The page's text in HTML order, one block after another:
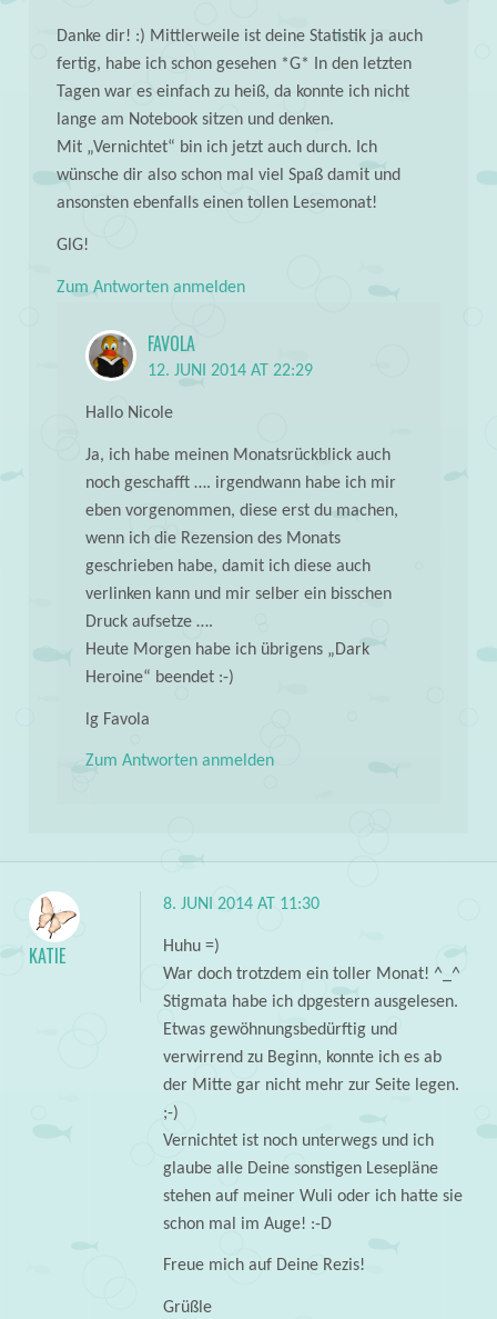
Danke dir! :) Mittlerweile ist deine Statistik ja auch
fertig, habe ich schon gesehen *G* In den letzten
Tagen war es einfach zu heiß, da konnte ich nicht
lange am Notebook sitzen und denken.
Mit „Vernichtet“ bin ich jetzt auch durch. Ich
wünsche dir also schon mal viel Spaß damit und
ansonsten ebenfalls einen tollen Lesemonat!
GlG!
Zum Antworten anmelden
FAVOLA
12. JUNI 2014 AT 22:29
Hallo Nicole
Ja, ich habe meinen Monatsrückblick auch
noch geschafft …. irgendwann habe ich mir
eben vorgenommen, diese erst du machen,
wenn ich die Rezension des Monats
geschrieben habe, damit ich diese auch
verlinken kann und mir selber ein bisschen
Druck aufsetze ….
Heute Morgen habe ich übrigens „Dark
Heroine“ beendet :-)
lg Favola
Zum Antworten anmelden
KATIE
8. JUNI 2014 AT 11:30
Huhu =)
War doch trotzdem ein toller Monat! ^_^
Stigmata habe ich dpgestern ausgelesen.
Etwas gewöhnungsbedürftig und
verwirrend zu Beginn, konnte ich es ab
der Mitte gar nicht mehr zur Seite legen.
;-)
Vernichtet ist noch unterwegs und ich
glaube alle Deine sonstigen Lesepläne
stehen auf meiner Wuli oder ich hatte sie
schon mal im Auge! :-D
Freue mich auf Deine Rezis!
Grüßle